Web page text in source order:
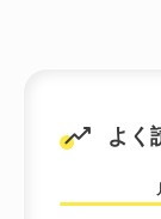
よく